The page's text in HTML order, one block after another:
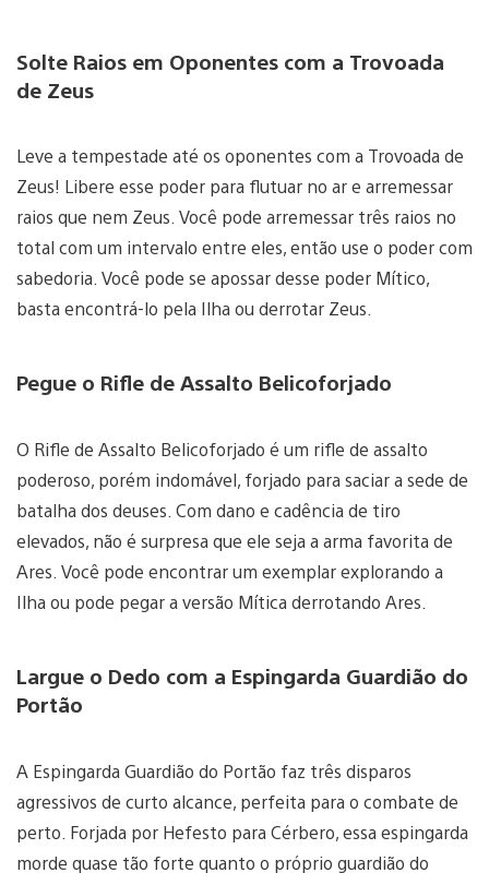
Solte Raios em Oponentes com a Trovoada
de Zeus
Leve a tempestade até os oponentes com a Trovoada de
Zeus! Libere esse poder para flutuar no ar e arremessar
raios que nem Zeus. Você pode arremessar três raios no
total com um intervalo entre eles, então use o poder com
sabedoria. Você pode se apossar desse poder Mítico,
basta encontrá-lo pela Ilha ou derrotar Zeus.
Pegue o Rifle de Assalto Belicoforjado
O Rifle de Assalto Belicoforjado é um rifle de assalto
poderoso, porém indomável, forjado para saciar a sede de
batalha dos deuses. Com dano e cadência de tiro
elevados, não é surpresa que ele seja a arma favorita de
Ares. Você pode encontrar um exemplar explorando a
Ilha ou pode pegar a versão Mítica derrotando Ares.
Largue o Dedo com a Espingarda Guardião do
Portão
A Espingarda Guardião do Portão faz três disparos
agressivos de curto alcance, perfeita para o combate de
perto. Forjada por Hefesto para Cérbero, essa espingarda
morde quase tão forte quanto o próprio guardião do